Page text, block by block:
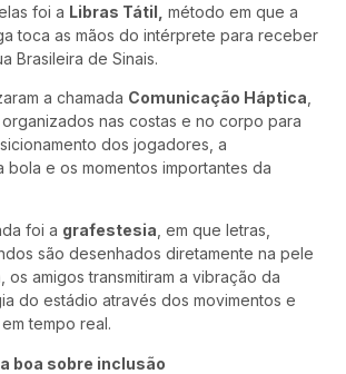
foi a Libras Tátil, método em que a
toca as mãos do intérprete para receber
Brasileira de Sinais.
a chamada Comunicação Háptica
nas costas e no corpo para
dos jogadores, a
bola e os momentos importantes da
foi a grafestesia , em que letras,
são desenhados diretamente na pele
os amigos transmitiram a vibração da
do estádio através dos movimentos e
tempo real.
boa sobre inclusão